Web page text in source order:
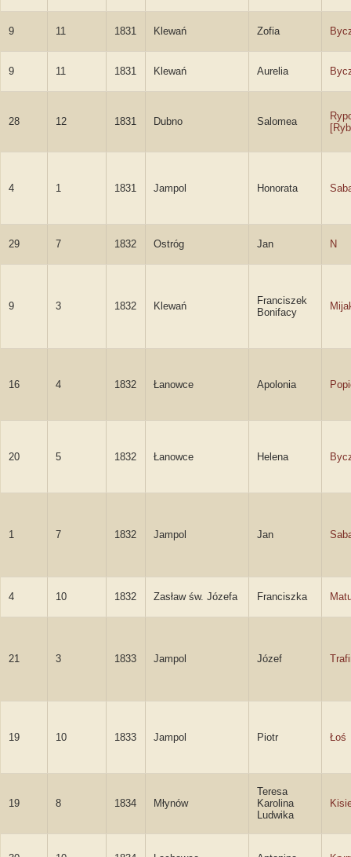
9 11 1831 Klewań Zofia
9 11 1831 Klewań Aurelia
28 12 1831 Dubno Salomea
4 1 1831 Jampol Honorata
29 7 1832 Ostróg Jan N
9 3 1832 Klewań
Franciszek
Bonifacy
16 4 1832 Łanowce Apolonia
20 5 1832 Łanowce Helena
1 7 1832 Jampol Jan
4 10 1832 Zasław św. Józefa Franciszka
21 3 1833 Jampol Józef
19 10 1833 Jampol Piotr Łoś
19 8 1834 Młynów
Teresa
Karolina
Ludwika